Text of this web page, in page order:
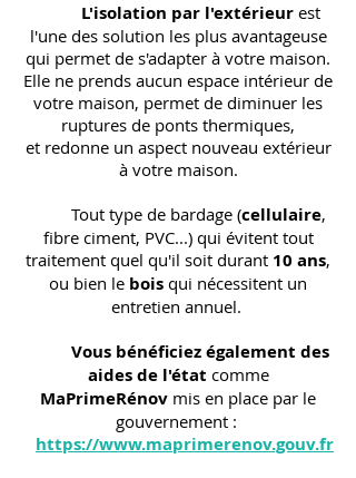
L'isolation par l'extérieurest
l'une des solution les plus avantageuse
qui permet de s'adapter à votre maison.
Elle ne prends aucun espace intérieur de
votre maison, permet de diminuer les
ruptures de ponts thermiques,
et redonne un aspect nouveau extérieur
à votre maison.
Tout type de bardage (cellulaire,
fibre ciment, PVC...) qui évitent tout
traitement quel qu'il soit durant 10 ans,
ou bien le bois qui nécessitent un
entretien annuel.
Vous bénéficiez également des
aides de l'état comme
MaPrimeRénov mis en place par le
gouvernement :
https://www.maprimerenov.gouv.fr